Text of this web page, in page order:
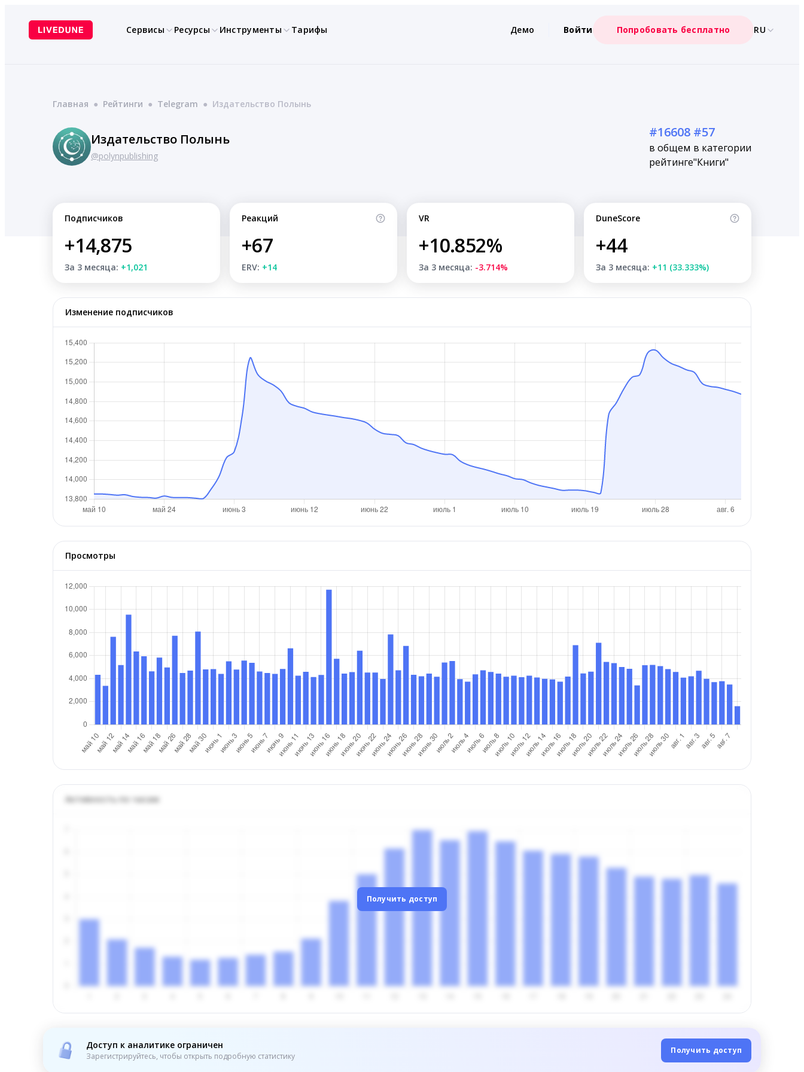
содержимому
Сервисы Ресурсы Инструменты Тарифы Демо Войти Попробовать бесплатно RU
Главная ● Рейтинги ● Telegram ● Издательство Полынь
Издательство Полынь
@polynpublishing
#16608
в общем
рейтинге
#57
в категории
"Книги"
Подписчиков
+14,875
За 3 месяца: +1,021
Реакций
+67
ERV: +14
VR
+10.852%
За 3 месяца: -3.714%
DuneScore
+44
За 3 месяца: +11 (33.333%)
Изменение подписчиков
Просмотры
Активность по часам
Получить доступ
Доступ к аналитике ограничен
Зарегистрируйтесь, чтобы открыть подробную статистику
Получить доступ